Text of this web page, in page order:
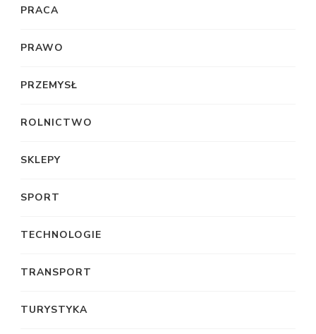
PRACA
PRAWO
PRZEMYSŁ
ROLNICTWO
SKLEPY
SPORT
TECHNOLOGIE
TRANSPORT
TURYSTYKA